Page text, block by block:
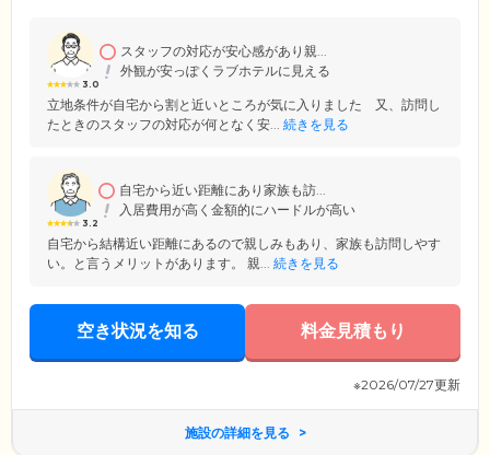
3.0
スタッフの対応が安心感があり親...
外観が安っぽくラブホテルに見える
立地条件が自宅から割と近いところが気に入りました 又、訪問し
たときのスタッフの対応が何となく安... 続きを見る
3.2
自宅から近い距離にあり家族も訪...
入居費用が高く金額的にハードルが高い
自宅から結構近い距離にあるので親しみもあり、家族も訪問しやす
い。と言うメリットがあります。 親... 続きを見る
空き状況を知る 料金見積もり
※2026/07/27更新
施設の詳細を見る